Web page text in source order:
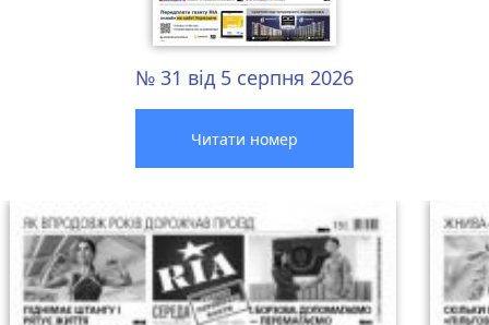
№ 31 від 5 серпня 2026
Читати номер